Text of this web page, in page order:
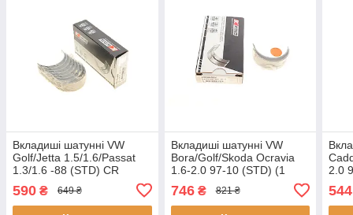
Вкладиші шатунні VW
Golf/Jetta 1.5/1.6/Passat
1.3/1.6 -88 (STD) CR
590 ₴ 649 ₴
Вкладиші шатунні VW
Bora/Golf/Skoda Ocravia
1.6-2.0 97-10 (STD) (1
746₴ 821 ₴
2.0
544